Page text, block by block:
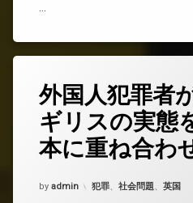
…
い
の
か？)
外国人犯罪者
ギリスの実態
本に重ね合わ
Updated on 2026年5月28日
by admin カテゴリー:
犯罪、 社会問題、 英国
コ
メ
ン
を
ぞ